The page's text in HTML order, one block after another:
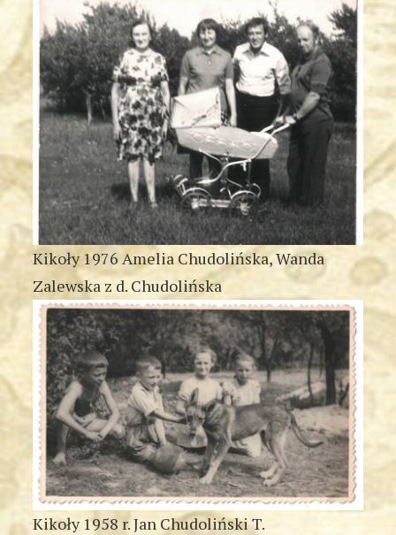
Kikoły 1976 Amelia Chudolińska, Wanda
Zalewska z d. Chudolińska
Kikoły 1958 r. Jan Chudoliński T.